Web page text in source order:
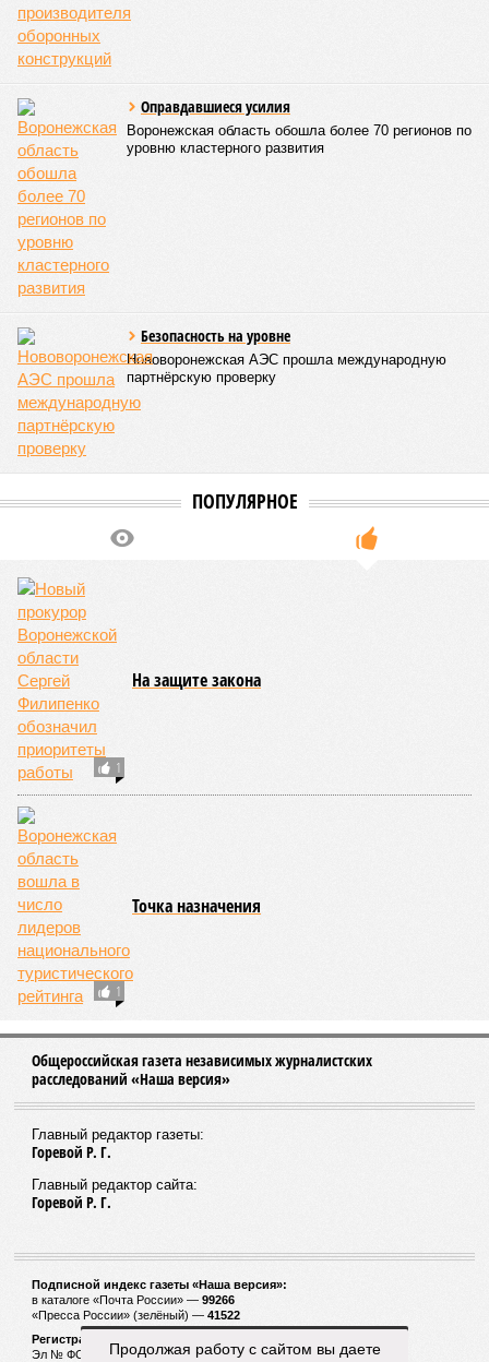
Оправдавшиеся усилия
Воронежская область обошла более 70 регионов по
уровню кластерного развития
Безопасность на уровне
Нововоронежская АЭС прошла международную
партнёрскую проверку
ПОПУЛЯРНОЕ
1
На защите закона
1
Точка назначения
Общероссийская газета независимых журналистских
расследований «Наша версия»
Главный редактор газеты:
Горевой Р. Г.
Главный редактор сайта:
Горевой Р. Г.
Подписной индекс газеты «Наша версия»:
в каталоге «Почта России» — 99266
«Пресса России» (зелёный) — 41522
Регистрационный номер Роскомнадзора
Эл № ФС77-53847 от 26.04.2013.
Продолжая работу с сайтом вы даете